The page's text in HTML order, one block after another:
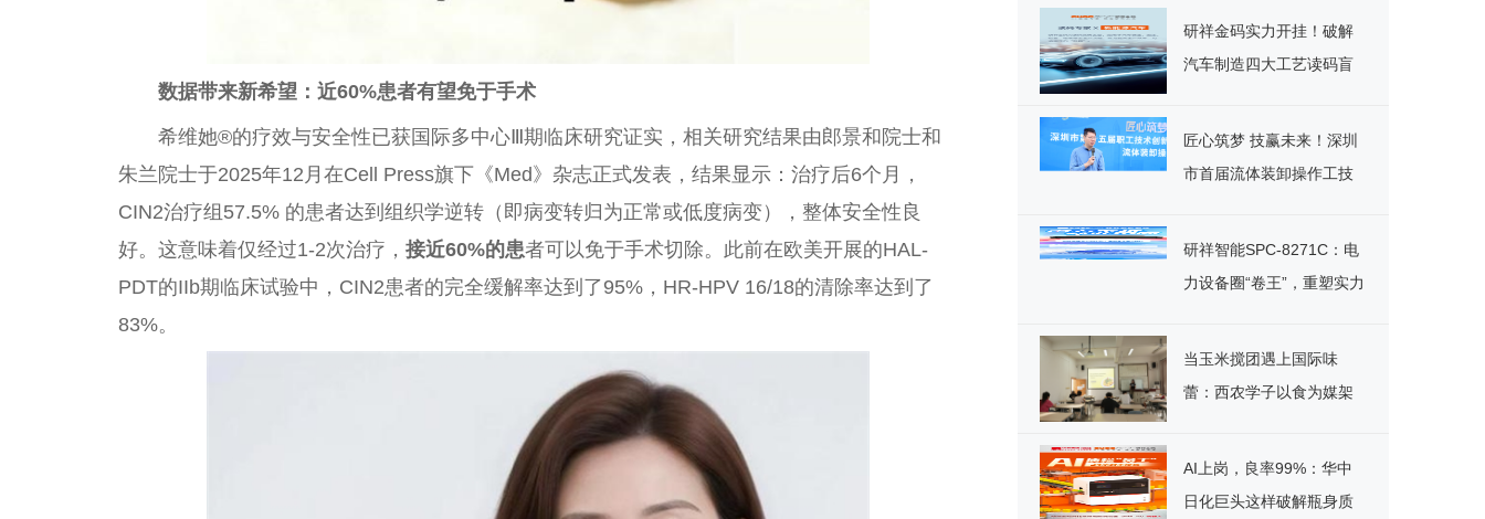
数据带来新希望：近60%患者有望免于手术
希维她®的疗效与安全性已获国际多中心Ⅲ期临床研究证实，相关研究结果由郎景和院士和
朱兰院士于2025年12月在Cell Press旗下《Med》杂志正式发表，结果显示：治疗后6个月，
CIN2治疗组57.5% 的患者达到组织学逆转（即病变转归为正常或低度病变），整体安全性良
好。这意味着仅经过1-2次治疗， 接近60%的患者可以免于手术切除。此前在欧美开展的HAL-
PDT的IIb期临床试验中，CIN2患者的完全缓解率达到了95%，HR-HPV 16/18的清除率达到了
83%。
研祥金码实力开挂！破解
汽车制造四大工艺读码盲
匠心筑梦 技赢未来！深圳
市首届流体装卸操作工技
研祥智能SPC-8271C：电
力设备圈“卷王”，重塑实力
当玉米搅团遇上国际味
蕾：西农学子以食为媒架
AI上岗，良率99%：华中
日化巨头这样破解瓶身质